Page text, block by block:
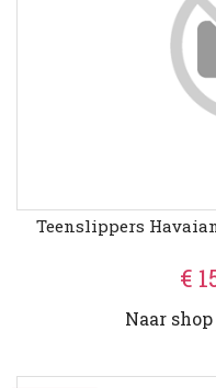
Teenslippers
€
Naar shop